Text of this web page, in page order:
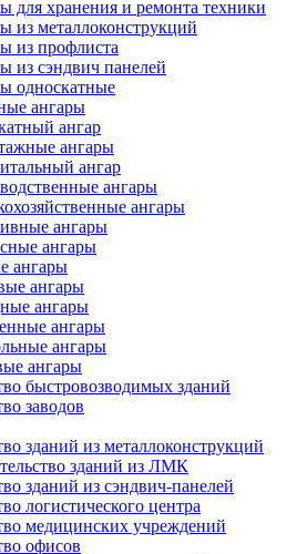
для хранения и ремонта техники
из металлоконструкций
из профлиста
из сэндвич панелей
односкатные
ангары
ангар
ангары
ангар
ангары
ангары
ангары
ангары
ангары
ангары
ангары
ангары
ангары
ангары
быстровозводимых зданий
заводов
зданий из металлоконструкций
зданий из ЛМК
зданий из сэндвич-панелей
логистического центра
медицинских учреждений
офисов